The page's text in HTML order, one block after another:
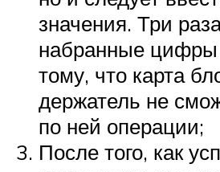
значения. Три
набранные цифры
тому, что карта
держатель не
по ней операции;
После того, как